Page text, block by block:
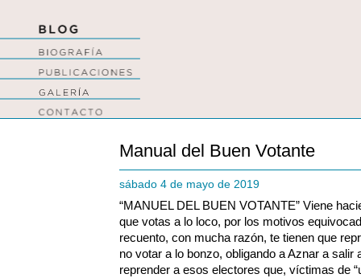
Manual del Buen Votante
sábado 4 de mayo de 2019
“MANUEL DEL BUEN VOTANTE” Viene
que votas a lo loco, por los motivos
recuento, con mucha razón, te tienen que
no votar a lo bonzo, obligando a Aznar a salir
reprender a esos electores que, víctimas de